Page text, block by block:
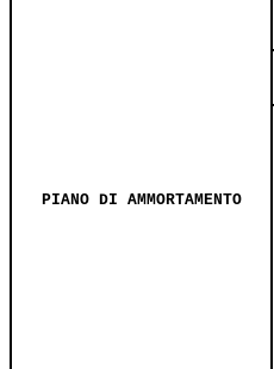
PIANO DI AMMORTAMENTO